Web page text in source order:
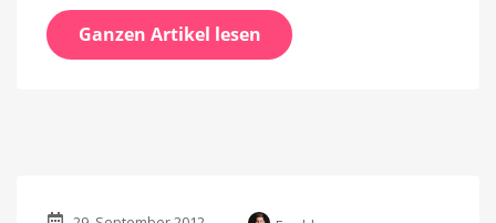
Ganzen Artikel lesen